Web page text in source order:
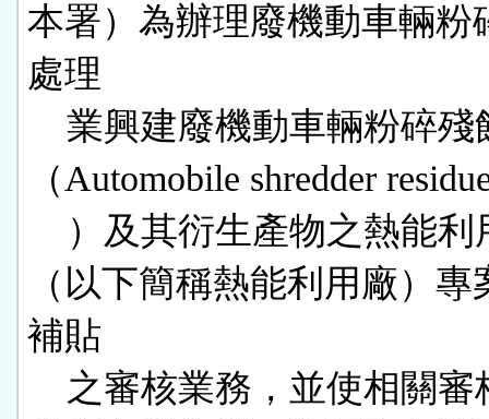
本署）為辦理廢機動車輛粉
處理
（Automobile shredder
（以下簡稱熱能利用廠）專
補貼